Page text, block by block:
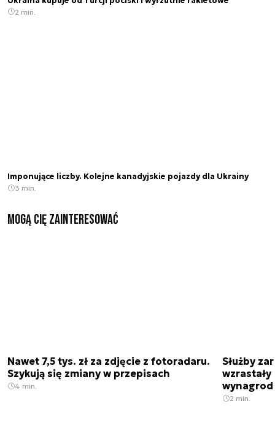
2 min.
Imponujące liczby. Kolejne kanadyjskie pojazdy dla Ukrainy
3 min.
Mogą Cię zainteresować
Nawet 7,5 tys. zł za zdjęcie z fotoradaru.
Szykują się zmiany w przepisach
4 min.
Służby
2 min.